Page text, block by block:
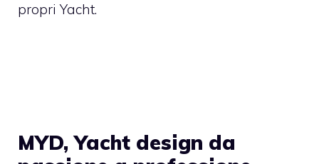
propri Yacht.
MYD, Yacht design da